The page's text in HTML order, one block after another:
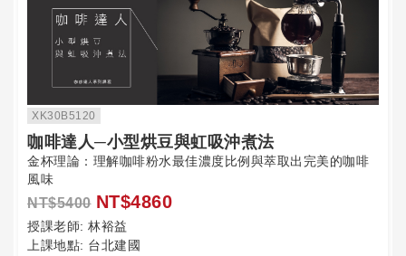
XK30B5120
咖啡達人─小型烘豆與虹吸沖煮法
金杯理論：理解咖啡粉水最佳濃度比例與萃取出完美的咖啡
風味
NT$5400 NT$4860
授課老師: 林裕益
上課地點: 台北建國